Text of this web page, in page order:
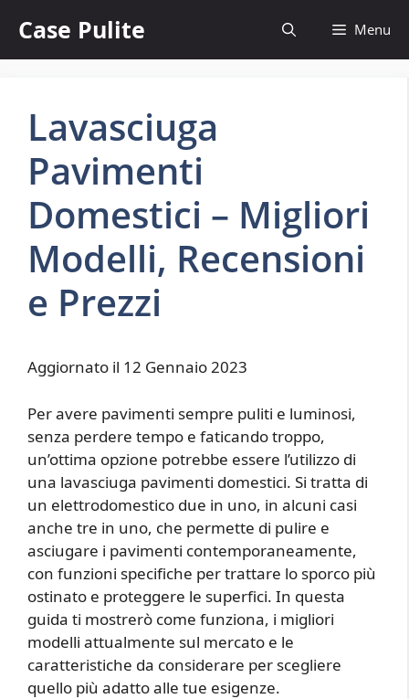
contenuto
Case Pulite Menu
Lavasciuga
Pavimenti
Domestici – Migliori
Modelli, Recensioni
e Prezzi
Aggiornato il 12 Gennaio 2023
Per avere pavimenti sempre puliti e luminosi,
senza perdere tempo e faticando troppo,
un’ottima opzione potrebbe essere l’utilizzo di
una lavasciuga pavimenti domestici. Si tratta di
un elettrodomestico due in uno, in alcuni casi
anche tre in uno, che permette di pulire e
asciugare i pavimenti contemporaneamente,
con funzioni specifiche per trattare lo sporco più
ostinato e proteggere le superfici. In questa
guida ti mostrerò come funziona, i migliori
modelli attualmente sul mercato e le
caratteristiche da considerare per scegliere
quello più adatto alle tue esigenze.